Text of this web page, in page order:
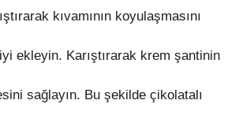
kıvamının koyulaşmasını
ekleyin. Karıştırarak krem şantinin
sağlayın. Bu şekilde çikolatalı